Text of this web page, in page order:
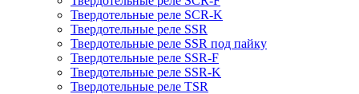
Твердотельные реле SCR-K
Твердотельные реле SSR
Твердотельные реле SSR под пайку
Твердотельные реле SSR-F
Твердотельные реле SSR-K
Твердотельные реле TSR